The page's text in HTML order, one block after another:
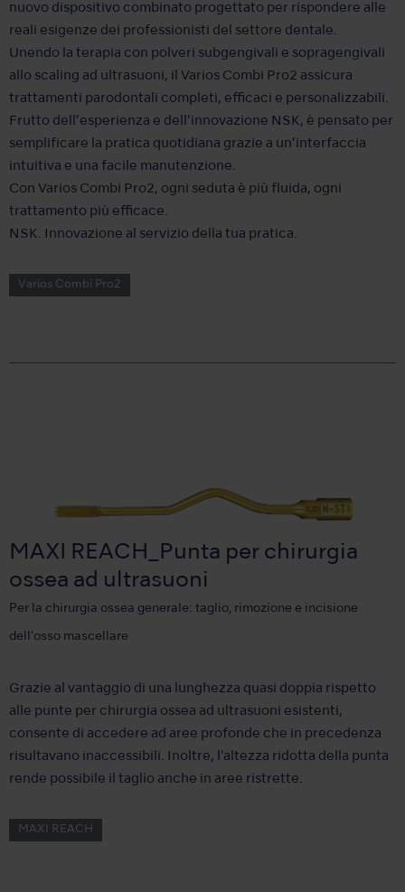
nuovo dispositivo combinato progettato per rispondere alle
reali esigenze dei professionisti del settore dentale.
Unendo la terapia con polveri subgengivali e sopragengivali
allo scaling ad ultrasuoni, il Varios Combi Pro2 assicura
trattamenti parodontali completi, efficaci e personalizzabili.
Frutto dell’esperienza e dell’innovazione NSK, è pensato per
semplificare la pratica quotidiana grazie a un’interfaccia
intuitiva e una facile manutenzione.
Con Varios Combi Pro2, ogni seduta è più fluida, ogni
trattamento più efficace.
NSK. Innovazione al servizio della tua pratica.
Varios Combi Pro2
MAXI REACH_Punta per chirurgia
ossea ad ultrasuoni
Per la chirurgia ossea generale: taglio, rimozione e incisione
dell'osso mascellare
Grazie al vantaggio di una lunghezza quasi doppia rispetto
alle punte per chirurgia ossea ad ultrasuoni esistenti,
consente di accedere ad aree profonde che in precedenza
risultavano inaccessibili. Inoltre, l'altezza ridotta della punta
rende possibile il taglio anche in aree ristrette.
MAXI REACH